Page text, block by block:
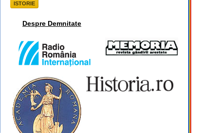
ISTORIE
Despre Demnitate